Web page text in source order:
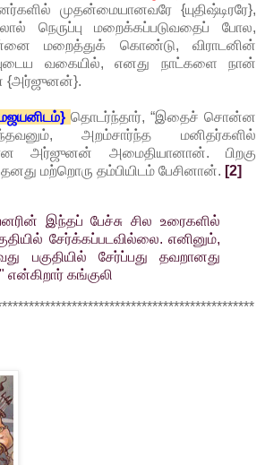
முதன்மையானவரே {யுதிஷ்டிரரே},
நெருப்பு மறைக்கப்படுவதைப் போல,
மறைத்துக் கொண்டு, விராடனின்
வகையில், எனது நாட்களை நான்
{அர்ஜுனன்}.
தொடர்ந்தார், “இதைச் சொன்ன
அறம்சார்ந்த மனிதர்களில்
அர்ஜுனன் அமைதியானான். பிறகு
மற்றொரு தம்பியிடம் பேசினான். [2]
இந்தப் பேச்சு சில உரைகளில்
சேர்க்கப்படவில்லை. எனினும்,
பகுதியில் சேர்ப்பது தவறானது
என்கிறார் கங்குலி